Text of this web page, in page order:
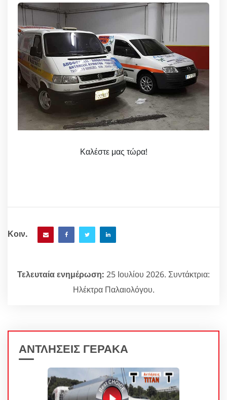
Καλέστε μας τώρα!
Κοιν.
Τελευταία ενημέρωση: 25 Ιουλίου 2026. Συντάκτρια:
Ηλέκτρα Παλαιολόγου.
ΑΝΤΛΗΣΕΙΣ ΓΕΡΑΚΑ